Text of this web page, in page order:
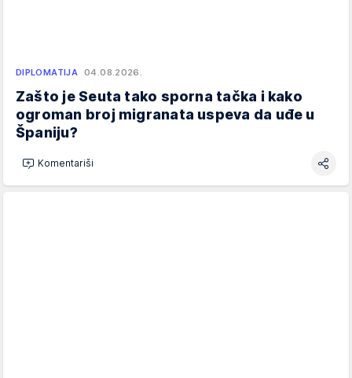
DIPLOMATIJA 04.08.2026.
Zašto je Seuta tako sporna tačka i kako
ogroman broj migranata uspeva da uđe u
Španiju?
Komentariši